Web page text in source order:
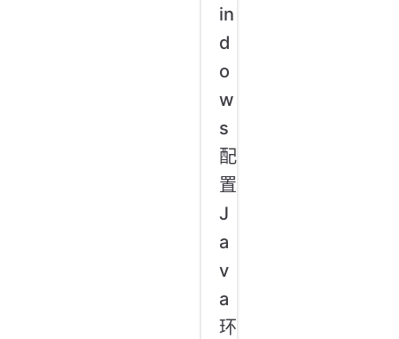
in
d
o
w
s
配
置
J
a
v
a
环